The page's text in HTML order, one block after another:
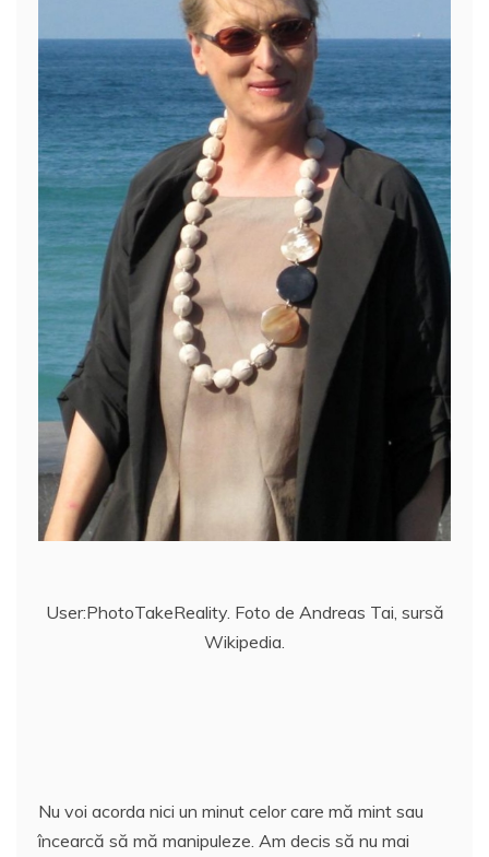
User:PhotoTakeReality. Foto de Andreas Tai, sursă
Wikipedia.
Nu voi acorda nici un minut celor care mă mint sau
încearcă să mă manipuleze. Am decis să nu mai